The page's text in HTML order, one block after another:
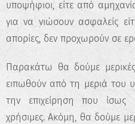
υποψήφιοι, είτε από
για να νιώσουν ασφαλείς
απορίες, δεν προχωρούν σε
Παρακάτω θα δούμε
ειπωθούν από τη μεριά του
την επιχείρηση που ίσως
χρήσιμες. Ακόμη, θα δούμε